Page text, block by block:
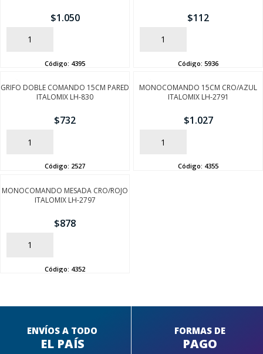
$1.050
AÑADIR
Código: 4395
$112
AÑADIR
Código: 5936
GRIFO DOBLE COMANDO 15CM PARED
ITALOMIX LH-830
$732
AÑADIR
Código: 2527
MONOCOMANDO 15CM CRO/AZUL
ITALOMIX LH-2791
$1.027
AÑADIR
Código: 4355
MONOCOMANDO MESADA CRO/ROJO
ITALOMIX LH-2797
$878
AÑADIR
Código: 4352
ENVÍOS A TODO
EL PAÍS
FORMAS DE
PAGO